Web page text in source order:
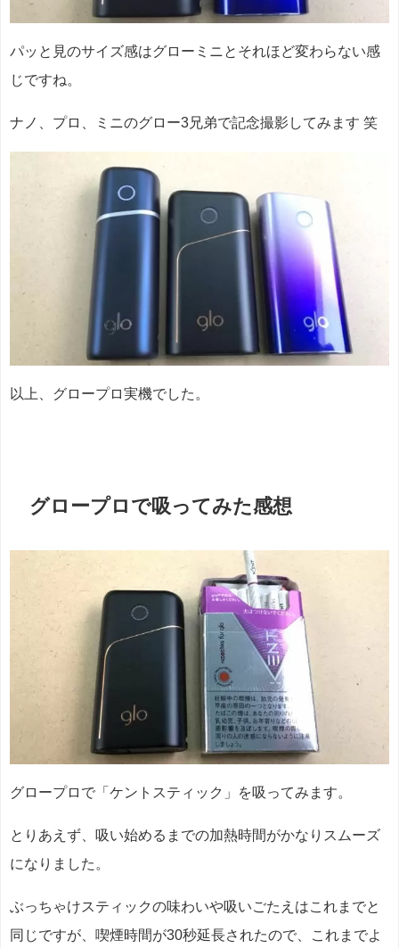
パッと見のサイズ感はグローミニとそれほど変わらない感
じですね。
ナノ、プロ、ミニのグロー3兄弟で記念撮影してみます 笑
以上、グロープロ実機でした。
グロープロで吸ってみた感想
グロープロで「ケントスティック」を吸ってみます。
とりあえず、吸い始めるまでの加熱時間がかなりスムーズ
になりました。
ぶっちゃけスティックの味わいや吸いごたえはこれまでと
同じですが、喫煙時間が30秒延長されたので、これまでよ